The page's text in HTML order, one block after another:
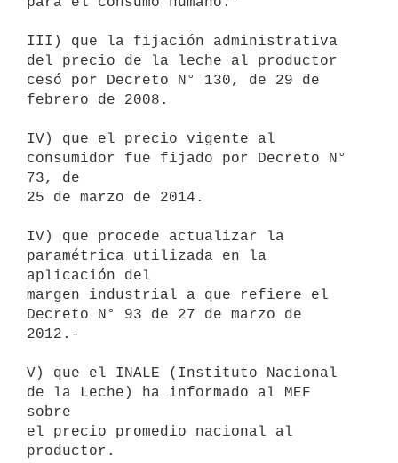
III) que la fijación administrativa
del precio de la leche al productor
cesó por Decreto N° 130, de 29 de
febrero de 2008.
IV) que el precio vigente al
consumidor fue fijado por Decreto N°
73, de
25 de marzo de 2014.
IV) que procede actualizar la
paramétrica utilizada en la
aplicación del
margen industrial a que refiere el
Decreto N° 93 de 27 de marzo de
2012.-
V) que el INALE (Instituto Nacional
de la Leche) ha informado al MEF
sobre
el precio promedio nacional al
productor.